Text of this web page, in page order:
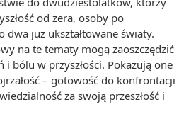
od zera, osoby po
dwa już ukształtowane światy.
na te tematy mogą zaoszczędzić
bólu w przyszłości. Pokazują one
– gotowość do konfrontacji
za swoją przeszłość i